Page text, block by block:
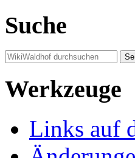
Suche
Werkzeuge
Links auf